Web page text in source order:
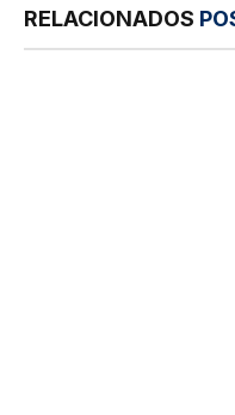
RELACIONADOS